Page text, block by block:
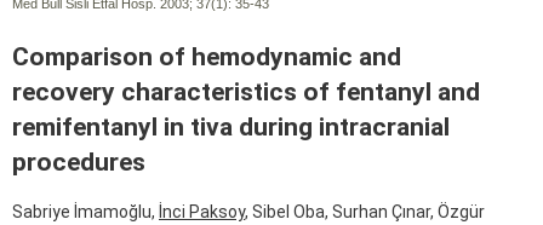
Med Bull Sisli Etfal Hosp. 2003; 37(1): 35-43
Comparison of hemodynamic and
recovery characteristics of fentanyl and
remifentanyl in tiva during intracranial
procedures
Sabriye İmamoğlu, İnci Paksoy, Sibel Oba, Surhan Çınar, Özgür